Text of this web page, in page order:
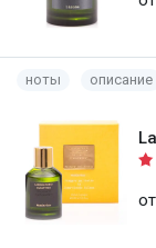
ноты описание